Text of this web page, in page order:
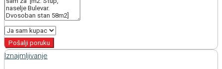
Pošalji poruku
Iznajmljivanje